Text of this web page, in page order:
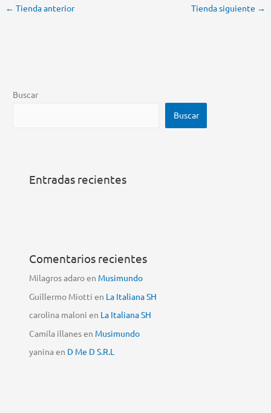
← Tienda anterior Tienda siguiente →
Buscar
Buscar
Entradas recientes
Comentarios recientes
Milagros adaroen Musimundo
Guillermo Miotti en La Italiana SH
carolina maloni en La Italiana SH
Camila illanesen Musimundo
yaninaen D Me D S.R.L